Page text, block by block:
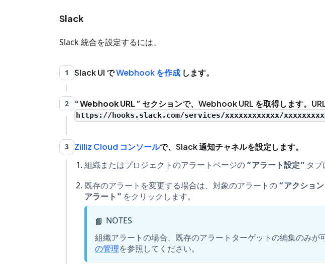
Slack
Slack 統合を設定するには、
1 Slack UI でWebhook を作成 します。
2 Webhook URL セクションで、Webhook URL を取得します。
https://hooks.slack.com/services/xxxxxxxxxxxx/
3 Zilliz Cloud コンソールで、Slack 通知チャネルを設定します。
組織またはプロジェクトのアラートページの アラート設定
タブ
既存のアラートを変更する場合は、対象のアラートの
アクション
アラート
をクリックします。
📘 NOTES
組織アラートの場合、既存のアラートターゲットの編集のみが
の管理を参照してください。